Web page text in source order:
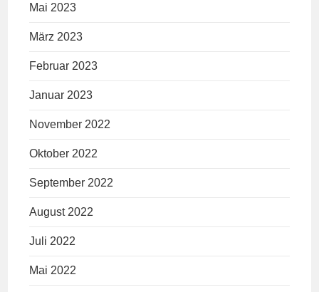
Mai 2023
März 2023
Februar 2023
Januar 2023
November 2022
Oktober 2022
September 2022
August 2022
Juli 2022
Mai 2022